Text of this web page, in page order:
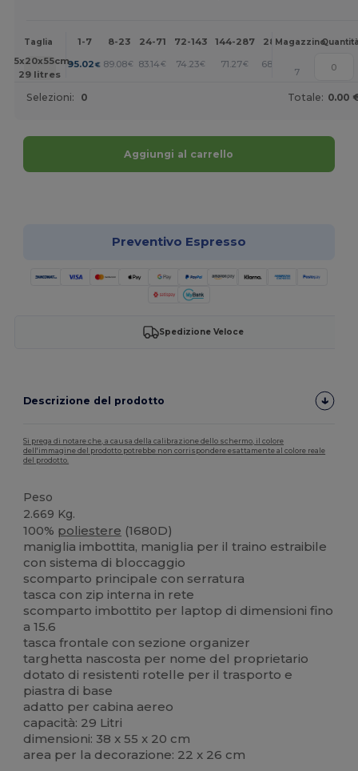
Taglia 1-7 8-23 24-71 72-143 144-287 288 + Altri
Magazzino
35x20x55cm.
29 litres
95.02 € 89.08€ 83.14 € 74.23€ 71.27€ 68.30
7
Selezioni: 0 Totale: 0.00
Aggiungi al carrello
Preventivo Espresso
Spedizione Veloce
Descrizione del prodotto
Si prega di notare che, a causa della calibrazione dello schermo, il colore
dell'immagine del prodotto potrebbe non corrispondere esattamente al colore reale
del prodotto.
Peso
2.669 Kg.
100% poliestere (1680D)
maniglia imbottita, maniglia per il traino estraibile
con sistema di bloccaggio
scomparto principale con serratura
tasca con zip interna in rete
scomparto imbottito per laptop di dimensioni fino
a 15.6
tasca frontale con sezione organizer
targhetta nascosta per nome del proprietario
dotato di resistenti rotelle per il trasporto e
piastra di base
adatto per cabina aereo
capacità: 29 Litri
dimensioni: 38 x 55 x 20 cm
area per la decorazione: 22 x 26 cm